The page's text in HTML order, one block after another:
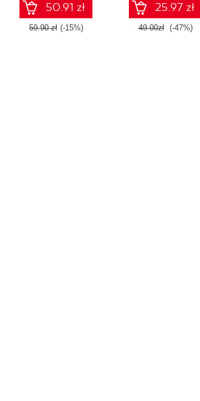
50.91 zł
59.90 zł (-15%)
25.97 zł
49.00zł (-47%)